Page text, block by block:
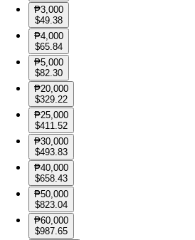
₱3,000
$49.38
₱4,000
$65.84
₱5,000
$82.30
₱20,000
$329.22
₱25,000
$411.52
₱30,000
$493.83
₱40,000
$658.43
₱50,000
$823.04
₱60,000
$987.65